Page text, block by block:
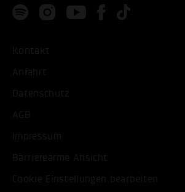
Kontakt
Anfahrt
Datenschutz
AGB
Impressum
Barrierearme Ansicht
Cookie Einstellungen bearbeiten